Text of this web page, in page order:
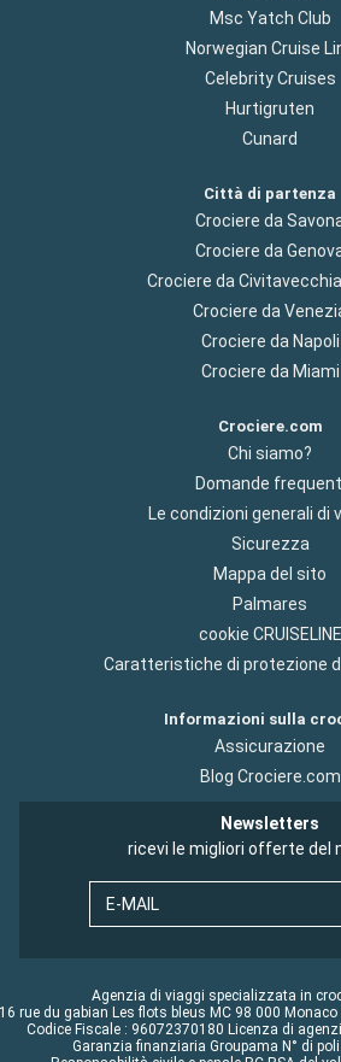
Msc Yatch Club
Norwegian Cruise
Celebrity Cruises
Hurtigruten
Cunard
Città di partenza
Crociere da
Crociere da
Crociere da
Crociere da
Crociere da Napoli
Crociere da Miami
Crociere.com
Chi siamo?
Domande
Le condizioni generali di
Sicurezza
Mappa del sito
Palmares
cookie CRUISELINE
Caratteristiche di protezione
Informazioni sulla
Assicurazione
Blog Crociere.com
Newsletters
ricevi le migliori offerte del
E-MAIL
Agenzia di viaggi specializzata in
16 rue du gabian Les flots bleus MC 98 000
Codice Fiscale : 96072370180 Licenza di
Garanzia finanziaria Groupama N° di